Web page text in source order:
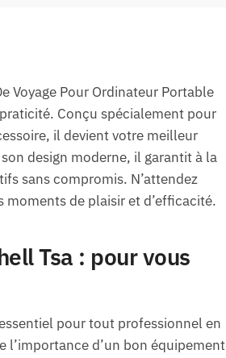
Voyage Pour Ordinateur Portable
Conçu spécialement pour
il devient votre meilleur
design moderne, il garantit à la
sans compromis. N’attendez
de plaisir et d’efficacité.
Tsa : pour vous
pour tout professionnel en
l’importance d’un bon équipement